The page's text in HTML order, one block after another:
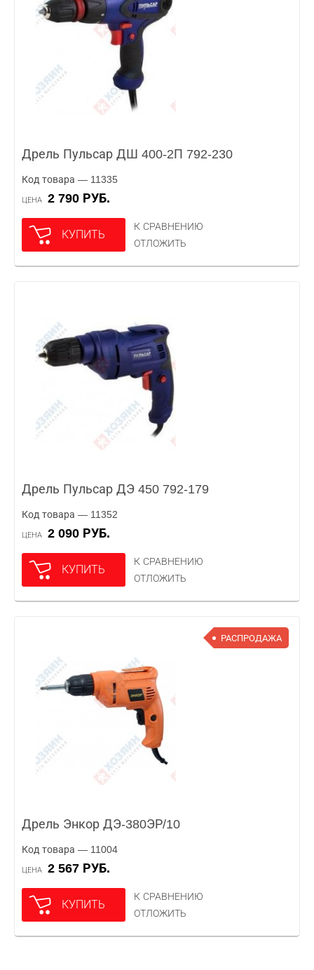
Дрель Пульсар ДШ 400-2П 792-230
Код товара — 11335
ЦЕНА 2 790 РУБ.
КУПИТЬ
К СРАВНЕНИЮ
ОТЛОЖИТЬ
Дрель Пульсар ДЭ 450 792-179
Код товара — 11352
ЦЕНА 2 090 РУБ.
КУПИТЬ
К СРАВНЕНИЮ
ОТЛОЖИТЬ
РАСПРОДАЖА
Дрель Энкор ДЭ-380ЭР/10
Код товара — 11004
ЦЕНА 2 567 РУБ.
КУПИТЬ
К СРАВНЕНИЮ
ОТЛОЖИТЬ